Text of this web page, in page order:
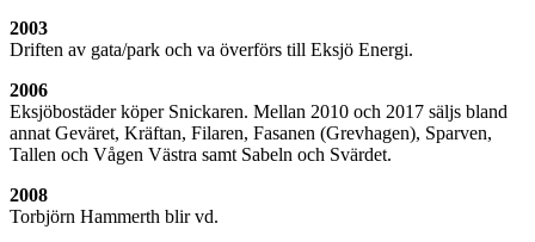
2003
Driften av gata/park och va överförs till Eksjö Energi.
2006
Eksjöbostäder köper Snickaren. Mellan 2010 och 2017 säljs bland
annat Geväret, Kräftan, Filaren, Fasanen (Grevhagen), Sparven,
Tallen och Vågen Västra samt Sabeln och Svärdet.
2008
Torbjörn Hammerth blir vd.